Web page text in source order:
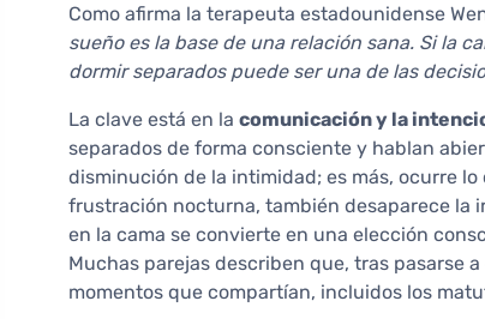
Como afirma la terapeuta estadounidense
sueño es la base de una relación sana. Si la
dormir separados puede ser una de las
La clave está en la comunicación y la
separados de forma consciente y hablan
disminución de la intimidad; es más, ocurre
frustración nocturna, también desaparece la
en la cama se convierte en una elección
Muchas parejas describen que, tras pasarse
momentos que compartían, incluidos los